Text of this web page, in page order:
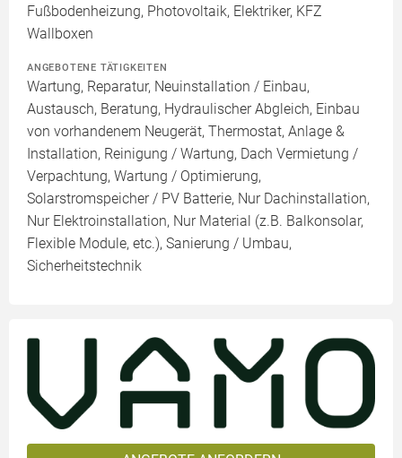
Fußbodenheizung, Photovoltaik, Elektriker, KFZ
Wallboxen
ANGEBOTENE TÄTIGKEITEN
Wartung, Reparatur, Neuinstallation / Einbau,
Austausch, Beratung, Hydraulischer Abgleich, Einbau
von vorhandenem Neugerät, Thermostat, Anlage &
Installation, Reinigung / Wartung, Dach Vermietung /
Verpachtung, Wartung / Optimierung,
Solarstromspeicher / PV Batterie, Nur Dachinstallation,
Nur Elektroinstallation, Nur Material (z.B. Balkonsolar,
Flexible Module, etc.), Sanierung / Umbau,
Sicherheitstechnik